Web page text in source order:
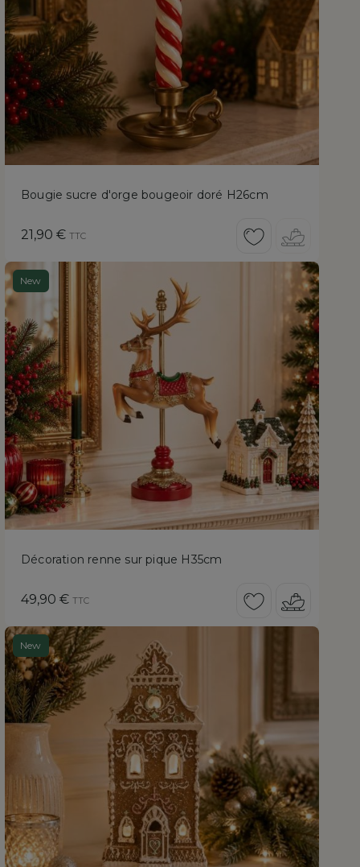
Bougie sucre d'orge bougeoir doré H26cm
Prix
21,90 € TTC
New
Décoration renne sur pique H35cm
Prix
49,90 € TTC
New